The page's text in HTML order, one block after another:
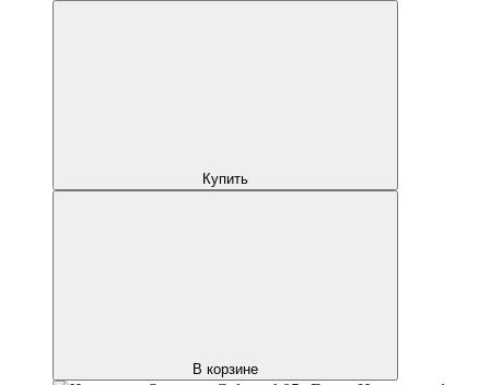
Купить
В корзине